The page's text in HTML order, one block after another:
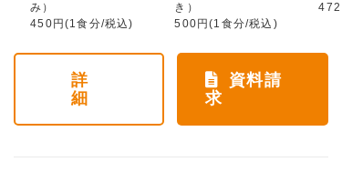
み）
450円(1食分/税込)
き）
500円(1食分/税込)
詳
細
資料請
求